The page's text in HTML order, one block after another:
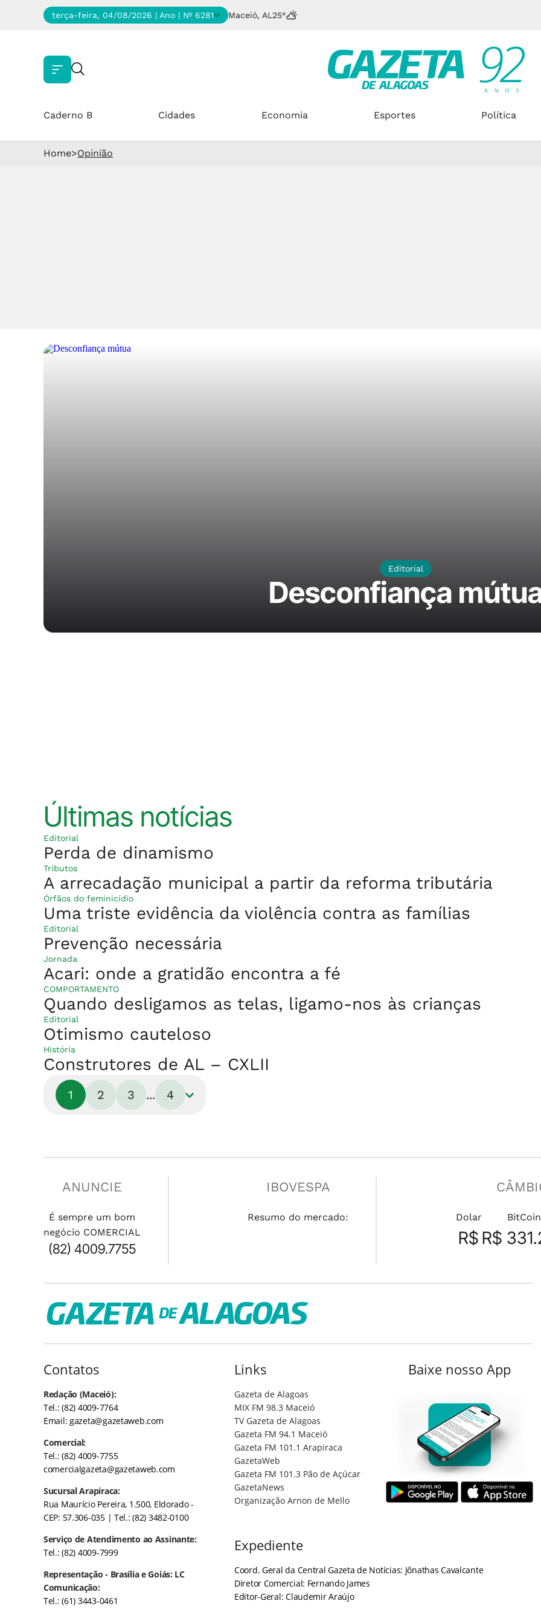
terça-feira, 04/08/2026 | Ano | Nº 6281 Maceió, AL 25°
Caderno B Cidades Economia Esportes Política
Home>Opinião
Editorial
Desconfiança
Últimas notícias
Editorial
Perda de dinamismo
Tributos
A arrecadação municipal a partir da reforma tributária
Órfãos do feminicídio
Uma triste evidência da violência contra as famílias
Editorial
Prevenção necessária
Jornada
Acari: onde a gratidão encontra a fé
COMPORTAMENTO
Quando desligamos as telas, ligamo-nos às crianças
Editorial
Otimismo cauteloso
História
Construtores de AL – CXLII
1 2 3 ... 4
ANUNCIE
É sempre um bom
negócio COMERCIAL
(82) 4009.7755
IBOVESPA
Resumo do mercado: Dolar
R$
BitCoin
R$
Contatos
Redação (Maceió):
Tel.: (82) 4009-7764
Email:gazeta@gazetaweb.com
Comercial:
Tel.: (82) 4009-7755
comercialgazeta@gazetaweb.com
Sucursal Arapiraca:
Rua Maurício Pereira, 1.500, Eldorado -
CEP: 57.306-035 | Tel.: (82) 3482-0100
Serviço de Atendimento ao Assinante:
Tel.: (82) 4009-7999
Representação - Brasília e Goiás: LC
Comunicação:
Tel.: (61) 3443-0461
Links
Gazeta de Alagoas
MIX FM 98.3 Maceió
TV Gazeta de Alagoas
Gazeta FM 94.1 Maceió
Gazeta FM 101.1 Arapiraca
GazetaWeb
Gazeta FM 101.3 Pão de Açúcar
GazetaNews
Organização Arnon de Mello
Expediente
Coord. Geral da Central Gazeta de Notícias: Jônathas Cavalcante
Diretor Comercial: Fernando James
Editor-Geral: Claudemir Araújo
Baixe nosso App